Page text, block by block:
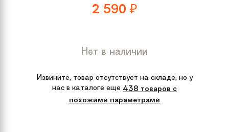
2 590 ₽
Нет в наличии
Извините, товар отсутствует на складе, но у
нас в каталоге еще 438 товаров с
похожими параметрами